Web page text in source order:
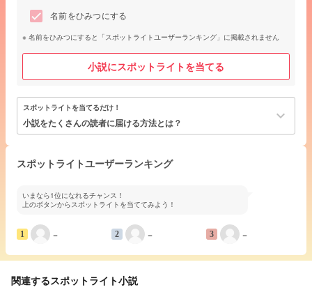
名前をひみつにする
名前をひみつにすると「スポットライトユーザーランキング」に掲載されません
小説にスポットライトを当てる
スポットライトを当てるだけ！
小説をたくさんの読者に届ける方法とは？ keyboard_arrow_down
スポットライトユーザーランキング
いまなら1位になれるチャンス！
上のボタンからスポットライトを当ててみよう！
1 − 2 − 3 −
関連するスポットライト小説